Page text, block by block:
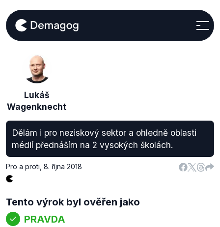
Lukáš
Wagenknecht
Dělám i pro neziskový sektor a ohledně oblasti
médií přednáším na 2 vysokých školách.
Pro a proti 8. října 2018
Tento výrok byl ověřen jako
PRAVDA